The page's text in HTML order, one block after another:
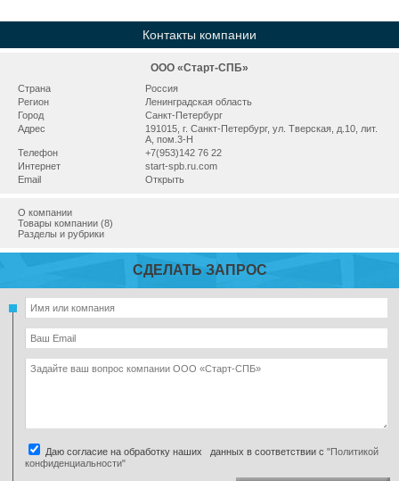
Контакты компании
ООО «Старт-СПБ»
Страна
Россия
Регион
Ленинградская область
Город
Санкт-Петербург
Адрес
191015, г. Санкт-Петербург, ул. Тверская, д.10, лит.
А, пом.3-Н
Телефон
+7(953)142 76 22
Интернет
start-spb.ru.com
Email
Открыть
О компании
Товары компании (8)
Разделы и рубрики
СДЕЛАТЬ ЗАПРОС
Даю согласие на обработку наших данных в соответствии с "Политикой
конфиденциальности"